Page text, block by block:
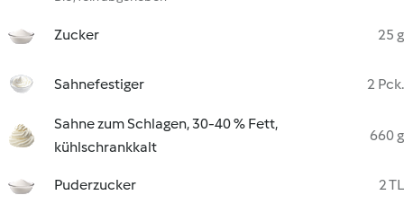
Zucker 25 g
Sahnefestiger 2 Pck.
Sahne zum Schlagen, 30-40 % Fett,
kühlschrankkalt
660 g
Puderzucker 2 TL